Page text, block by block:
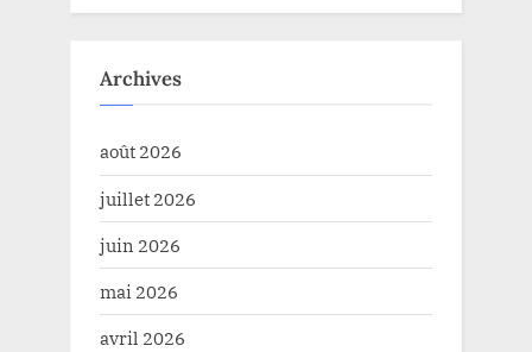
Archives
août 2026
juillet 2026
juin 2026
mai 2026
avril 2026